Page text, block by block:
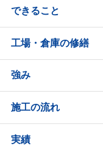
できること
工場・倉庫の修繕
強み
施工の流れ
実績